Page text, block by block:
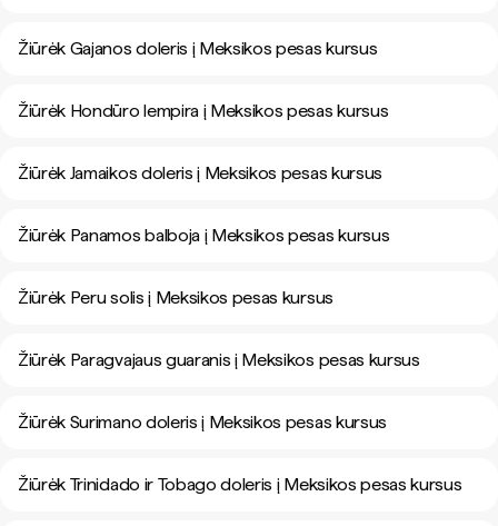
Žiūrėk Gajanos doleris į Meksikos pesas kursus
Žiūrėk Hondūro lempira į Meksikos pesas kursus
Žiūrėk Jamaikos doleris į Meksikos pesas kursus
Žiūrėk Panamos balboja į Meksikos pesas kursus
Žiūrėk Peru solis į Meksikos pesas kursus
Žiūrėk Paragvajaus guaranis į Meksikos pesas kursus
Žiūrėk Surimano doleris į Meksikos pesas kursus
Žiūrėk Trinidado ir Tobago doleris į Meksikos pesas kursus